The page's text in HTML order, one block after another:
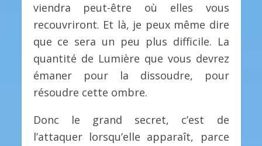
viendra peut-être où elles vous
recouvriront. Et là, je peux même dire
que ce sera un peu plus difficile. La
quantité de Lumière que vous devrez
émaner pour la dissoudre, pour
résoudre cette ombre.
Donc le grand secret, c’est de
l’attaquer lorsqu’elle apparaît, parce